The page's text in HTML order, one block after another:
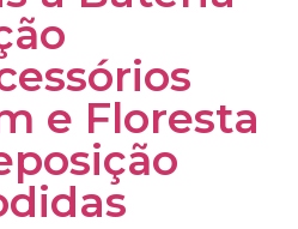
e Floresta